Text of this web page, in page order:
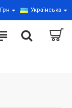
Грн Українська